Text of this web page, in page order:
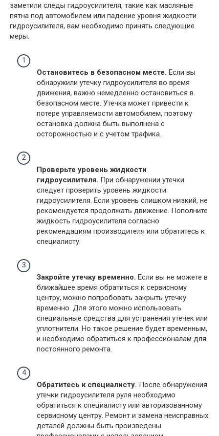
заметили следы гидроусилителя, такие как масляные
пятна под автомобилем или падение уровня жидкости
гидроусилителя, вам необходимо принять следующие
меры.
Остановитесь в безопасном месте. Если вы
обнаружили утечку гидроусилителя во время
движения, важно немедленно остановиться в
безопасном месте. Утечка может привести к
потере управляемости автомобилем, поэтому
остановка должна быть выполнена с
осторожностью и с учетом трафика.
Проверьте уровень жидкости
гидроусилителя. При обнаружении утечки
следует проверить уровень жидкости
гидроусилителя. Если уровень слишком низкий, не
рекомендуется продолжать движение. Пополните
жидкость гидроусилителя согласно
рекомендациям производителя или обратитесь к
специалисту.
Закройте утечку временно. Если вы не можете в
ближайшее время обратиться к сервисному
центру, можно попробовать закрыть утечку
временно. Для этого можно использовать
специальные средства для устранения утечек или
уплотнители. Но такое решение будет временным,
и необходимо обратиться к профессионалам для
постоянного ремонта.
Обратитесь к специалисту. После обнаружения
утечки гидроусилителя руля необходимо
обратиться к специалисту или авторизованному
сервисному центру. Ремонт и замена неисправных
деталей должны быть произведены